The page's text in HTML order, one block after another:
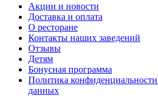
Акции и новости
Доставка и оплата
О ресторане
Контакты наших заведений
Отзывы
Детям
Бонусная программа
Политика конфиденциальности
данных